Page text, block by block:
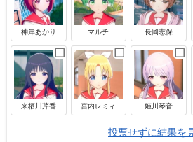
神岸あかり マルチ 長岡志保
来栖川芹香 宮内レミィ 姫川琴音
投票せずに結果を